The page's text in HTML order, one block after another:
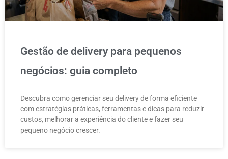
Gestão de delivery para pequenos
negócios: guia completo
Descubra como gerenciar seu delivery de forma eficiente
com estratégias práticas, ferramentas e dicas para reduzir
custos, melhorar a experiência do cliente e fazer seu
pequeno negócio crescer.